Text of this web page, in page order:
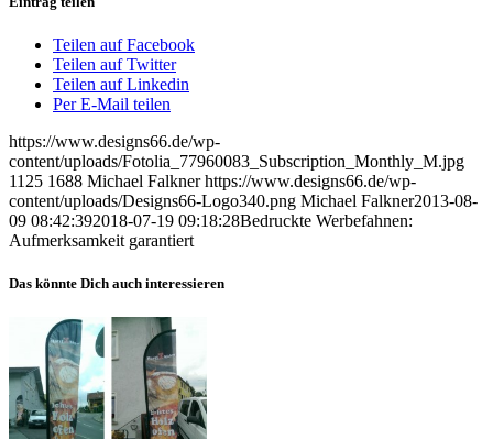
Teilen auf Facebook
Teilen auf Twitter
Teilen auf Linkedin
Per E-Mail teilen
https://www.designs66.de/wp-
content/uploads/Fotolia_77960083_Subscription_Monthly_M.jpg
1125 1688 Michael Falkner https://www.designs66.de/wp-
content/uploads/Designs66-Logo340.png Michael Falkner2013-08-
09 08:42:392018-07-19 09:18:28Bedruckte Werbefahnen:
Aufmerksamkeit garantiert
Das könnte Dich auch interessieren